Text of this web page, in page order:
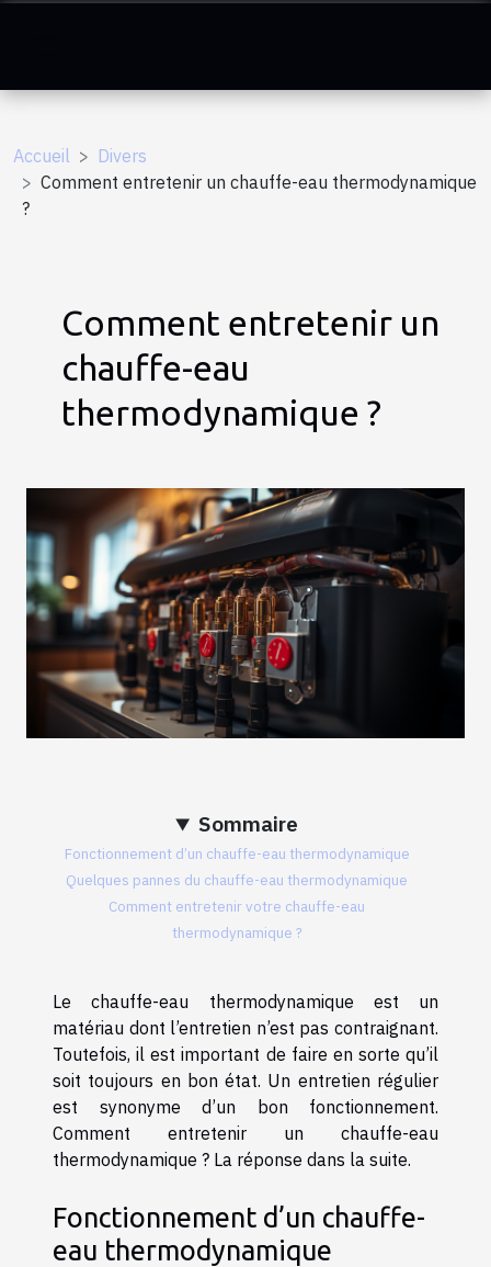
Accueil
Divers
Comment entretenir un chauffe-eau thermodynamique
?
Comment entretenir un
chauffe-eau
thermodynamique ?
Sommaire
Fonctionnement d’un chauffe-eau thermodynamique
Quelques pannes du chauffe-eau thermodynamique
Comment entretenir votre chauffe-eau
thermodynamique ?
Le chauffe-eau thermodynamique est un
matériau dont l’entretien n’est pas contraignant.
Toutefois, il est important de faire en sorte qu’il
soit toujours en bon état. Un entretien régulier
est synonyme d’un bon fonctionnement.
Comment entretenir un chauffe-eau
thermodynamique ? La réponse dans la suite.
Fonctionnement d’un chauffe-
eau thermodynamique